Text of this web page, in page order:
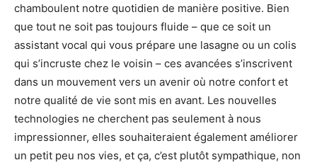
chamboulent notre quotidien de manière positive. Bien
que tout ne soit pas toujours fluide – que ce soit un
assistant vocal qui vous prépare une lasagne ou un colis
qui s’incruste chez le voisin – ces avancées s’inscrivent
dans un mouvement vers un avenir où notre confort et
notre qualité de vie sont mis en avant. Les nouvelles
technologies ne cherchent pas seulement à nous
impressionner, elles souhaiteraient également améliorer
un petit peu nos vies, et ça, c’est plutôt sympathique, non